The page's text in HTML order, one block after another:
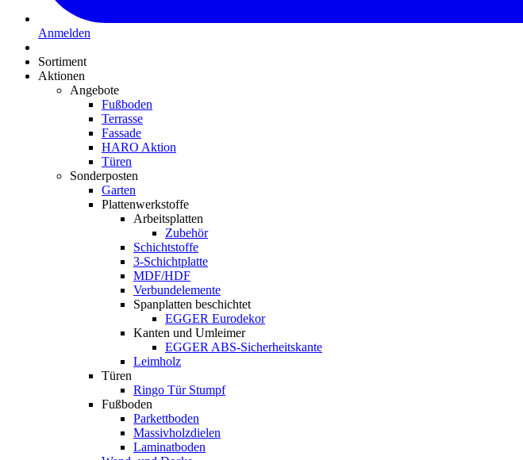
Anmelden
Sortiment
Aktionen
Angebote
Fußboden
Terrasse
Fassade
HARO Aktion
Türen
Sonderposten
Garten
Plattenwerkstoffe
Arbeitsplatten
Zubehör
Schichtstoffe
3-Schichtplatte
MDF/HDF
Verbundelemente
Spanplatten beschichtet
EGGER Eurodekor
Kanten und Umleimer
EGGER ABS-Sicherheitskante
Leimholz
Türen
Ringo Tür Stumpf
Fußboden
Parkettboden
Massivholzdielen
Laminatboden